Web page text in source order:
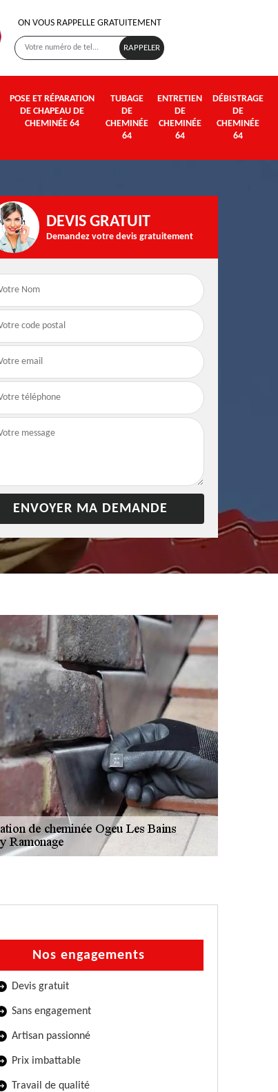
ON VOUS RAPPELLE GRATUITEMENT
POSE ET RÉPARATION
DE CHAPEAU DE
CHEMINÉE 64
TUBAGE
DE
CHEMINÉE
64
ENTRETIEN
DE
CHEMINÉE
64
DÉBISTRAGE
DE
CHEMINÉE
64
Poseur et pose de
poêle à bois et
DEVIS GRATUIT
Demandez votre devis gratuitement
Nos engagements
Devis gratuit
Sans engagement
Artisan passionné
Prix imbattable
Travail de qualité